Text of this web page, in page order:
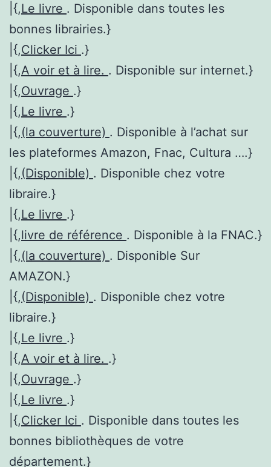
|{,Le livre . Disponible dans toutes les
bonnes librairies.}
|{,Clicker Ici .}
|{,A voir et à lire. . Disponible sur internet.}
|{,Ouvrage .}
|{,Le livre .}
|{,(la couverture) . Disponible à l’achat sur
les plateformes Amazon, Fnac, Cultura ….}
|{,(Disponible) . Disponible chez votre
libraire.}
|{,Le livre .}
|{,livre de référence . Disponible à la FNAC.}
|{,(la couverture) . Disponible Sur
AMAZON.}
|{,(Disponible) . Disponible chez votre
libraire.}
|{,Le livre .}
|{,A voir et à lire. .}
|{,Ouvrage .}
|{,Le livre .}
|{,Clicker Ici . Disponible dans toutes les
bonnes bibliothèques de votre
département.}